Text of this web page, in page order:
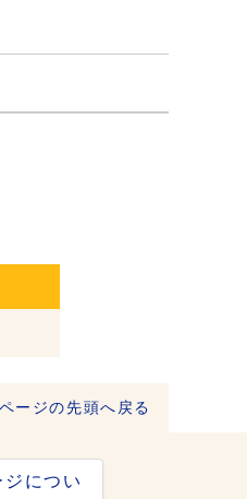
ページの先頭へ戻る
につい